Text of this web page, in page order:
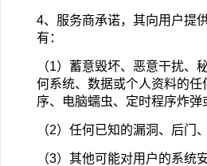
4、服务商承诺，其向用户提
有：
（1）蓄意毁坏、恶意干扰、
何系统、数据或个人资料的任
序、电脑蠕虫、定时程序炸弹
（2）任何已知的漏洞、后门
（3）其他可能对用户的系统